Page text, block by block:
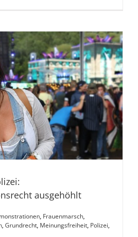
ausgehöhlt
, Frauenmarsch,
,Grundrecht, Meinungsfreiheit, Polizei,